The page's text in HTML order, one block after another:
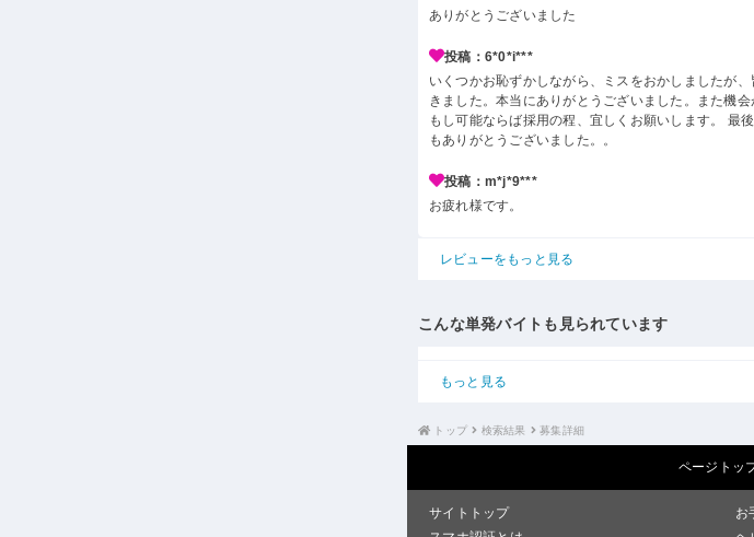
ありがとうございました
投稿：6*0*i***
いくつかお恥ずかしながら、ミスをおかしましたが
きました。本当にありがとうございました。また機
もし可能ならば採用の程、宜しくお願いします。 最
もありがとうございました。。
投稿：m*j*9***
お疲れ様です。
レビューをもっと見る
こんな単発バイトも見られています
もっと見る
トップ 検索結果 募集詳細
ページトッ
サイトトップ
お